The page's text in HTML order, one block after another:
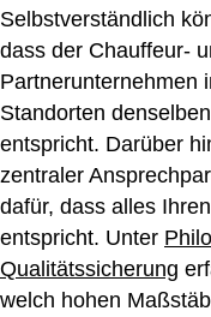
Selbstverständlich
dass der Chauffeur-
Partnerunternehmen
Standorten
entspricht. Darüber
zentraler
dafür, dass alles
entspricht. Unter
Qualitätssicherung
welch hohen